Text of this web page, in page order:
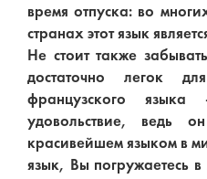
время отпуска: во
странах этот язык
Не стоит также
достаточно легок
французского
удовольствие, ведь
красивейшем языком в
язык, Вы погружаетесь